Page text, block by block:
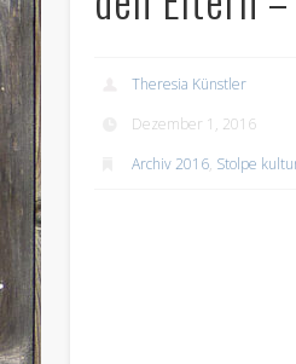
Theresia Künstler
Dezember 1, 2016
Archiv 2016, Stolpe